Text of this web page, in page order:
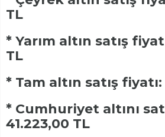
TL
* Yarım altın satış
TL
* Tam altın satış fiyatı:
* Cumhuriyet altını
41.223,00 TL